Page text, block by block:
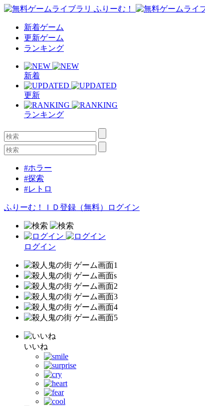
新着ゲーム
更新ゲーム
ランキング
新着
更新
ランキング
#ホラー
#探索
#レトロ
ふりーむ！ＩＤ登録（無料） ログイン
ログイン
いいね